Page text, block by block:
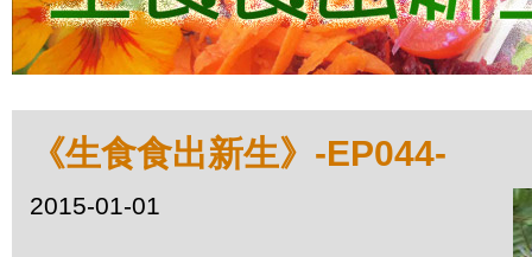
《生食食出新生》-EP044-
2015-01-01